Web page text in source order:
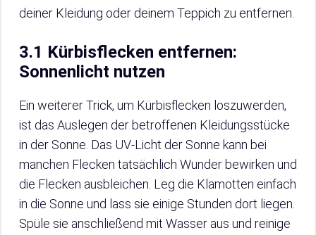
deiner Kleidung oder deinem Teppich zu entfernen.
3.1 Kürbisflecken entfernen:
Sonnenlicht nutzen
Ein weiterer Trick, um Kürbisflecken loszuwerden,
ist das Auslegen der betroffenen Kleidungsstücke
in der Sonne. Das UV-Licht der Sonne kann bei
manchen Flecken tatsächlich Wunder bewirken und
die Flecken ausbleichen. Leg die Klamotten einfach
in die Sonne und lass sie einige Stunden dort liegen.
Spüle sie anschließend mit Wasser aus und reinige